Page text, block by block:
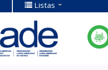
Listas